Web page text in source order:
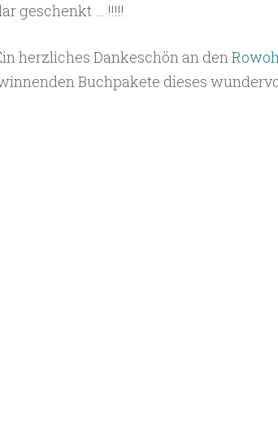
geschenkt … !!!!!
herzliches Dankeschön an den
Buchpakete dieses